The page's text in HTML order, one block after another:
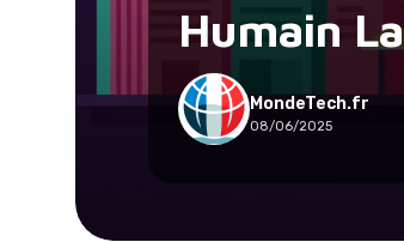
Humain
MondeTech.fr
08/06/2025